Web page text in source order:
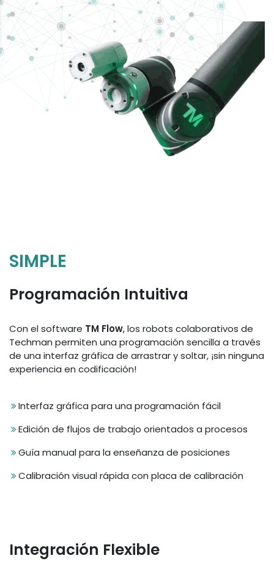
SIMPLE
Programación Intuitiva
Con el software TM Flow, los robots colaborativos de
Techman permiten una programación sencilla a través
de una interfaz gráfica de arrastrar y soltar, ¡sin ninguna
experiencia en codificación!
Interfaz gráfica para una programación fácil
Edición de flujos de trabajo orientados a procesos
Guía manual para la enseñanza de posiciones
Calibración visual rápida con placa de calibración
Integración Flexible